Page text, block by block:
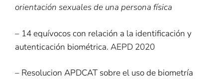
orientación sexuales de una persona física
– 14 equívocos con relación a la identificación y
autenticación biométrica. AEPD 2020
– Resolucion APDCAT sobre el uso de biometría